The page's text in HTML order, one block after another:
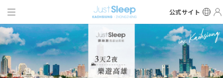
公式サイト